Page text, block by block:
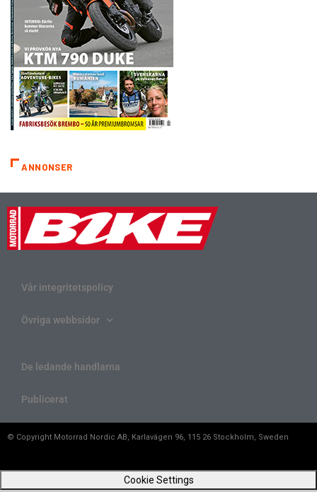
ANNONSER
Vår integritetspolicy
Övriga webbsidor
De ledande handlarna
Publicerat
© Copyright Motorrad Nordic AB, Karlavägen 96, 115 26 Stockholm, Sweden
Cookie Settings